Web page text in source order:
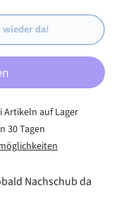
wieder da!
Artikeln auf Lager
30 Tagen
Nachschub da